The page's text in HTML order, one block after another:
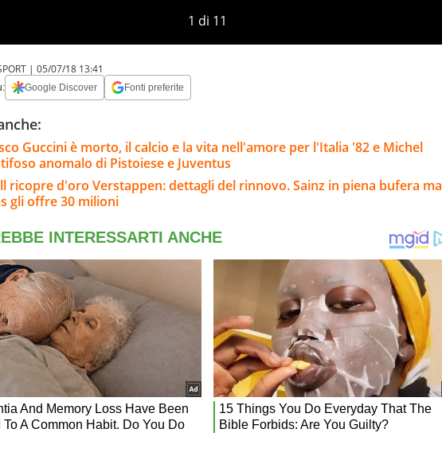
1 di 11
| 05/07/18 13:41
Google Discover Fonti preferite
Guccini è morto, il calcio e la vita nell'amore per l'Italia '82 e Michel
anomalo di Pistoiese e Juventus
ricopre d'oro Verstappen: dettagli del rinnovo. Sainz in piena bufera ma
gli offre 30 milioni